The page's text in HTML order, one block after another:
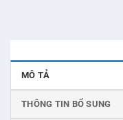
MÔ TẢ
THÔNG TIN BỔ SUNG